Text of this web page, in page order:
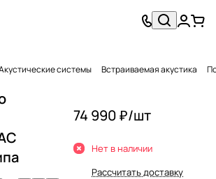
системы Встраиваемая акустика
74 990 ₽/шт
Нет в наличии
Рассчитать доставку